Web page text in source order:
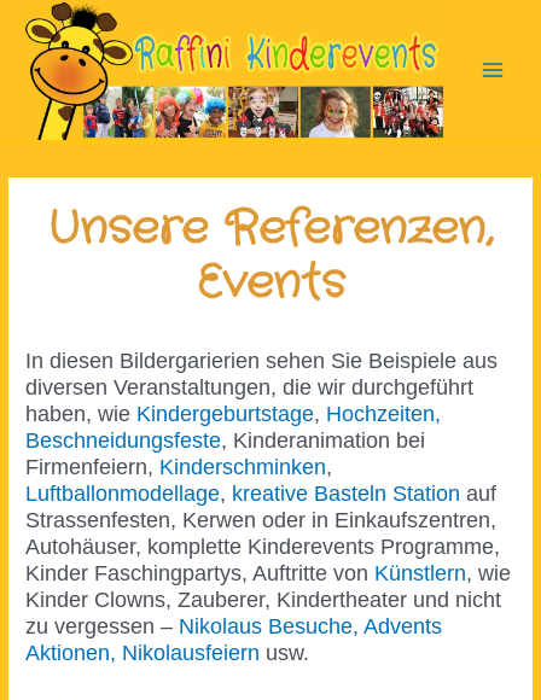
Inhalt
springen
Unsere Referenzen,
Events
In diesen Bildergarierien sehen Sie Beispiele aus
diversen Veranstaltungen, die wir durchgeführt
haben, wie Kindergeburtstage, Hochzeiten,
Beschneidungsfeste, Kinderanimation bei
Firmenfeiern, Kinderschminken,
Luftballonmodellage, kreative Basteln Station auf
Strassenfesten, Kerwen oder in Einkaufszentren,
Autohäuser, komplette Kinderevents Programme,
Kinder Faschingpartys, Auftritte von Künstlern, wie
Kinder Clowns, Zauberer, Kindertheater und nicht
zu vergessen – Nikolaus Besuche, Advents
Aktionen, Nikolausfeiern usw.